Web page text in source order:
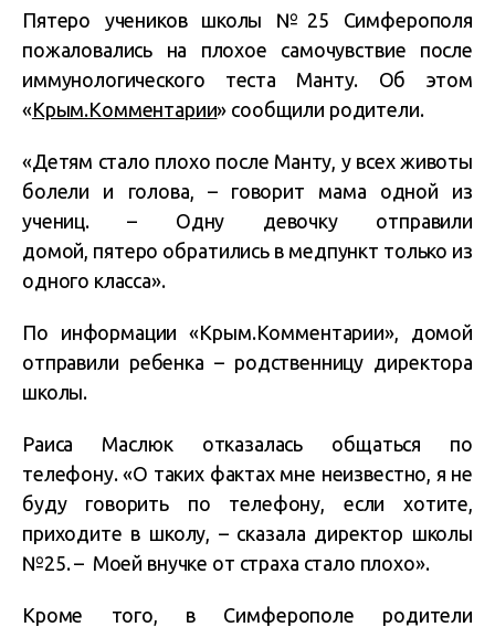
Пятеро учеников школы №25 Симферополя
пожаловались на плохое самочувствие после
иммунологического теста Манту. Об этом
«Крым.Комментарии» сообщили родители.
«Детям стало плохо после Манту, у всех животы
болели и голова, – говорит мама одной из
учениц. – Одну девочку отправили
домой, пятеро обратились в медпункт только из
одного класса».
По информации «Крым.Комментарии», домой
отправили ребенка – родственницу директора
школы.
Раиса Маслюк отказалась общаться по
телефону. «О таких фактах мне неизвестно, я не
буду говорить по телефону, если хотите,
приходите в школу, – сказала директор школы
№25. – Моей внучке от страха стало плохо».
Кроме того, в Симферополе родители